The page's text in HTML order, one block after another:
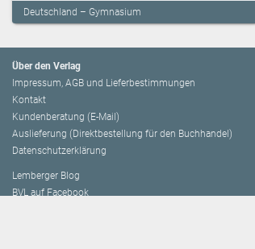
Deutschland – Gymnasium
Über den Verlag
Impressum, AGB und Lieferbestimmungen
Kontakt
Kundenberatung (E-Mail)
Auslieferung (Direktbestellung für den Buchhandel)
Datenschutzerklärung
Lemberger Blog
BVL auf Facebook